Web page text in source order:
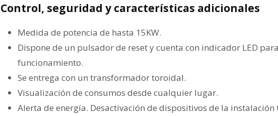
Control, seguridad y características adicionales
Medida de potencia de hasta 15KW.
Dispone de un pulsador de reset y cuenta con indicador LED
funcionamiento.
Se entrega con un transformador toroidal.
Visualización de consumos desde cualquier lugar.
Alerta de energía. Desactivación de dispositivos de la